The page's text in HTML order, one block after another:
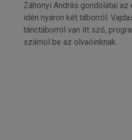
Záhonyi András gondolatai
idén nyáron két táborról.
tánctáborról van itt szó,
számol be az olvaóinknak.